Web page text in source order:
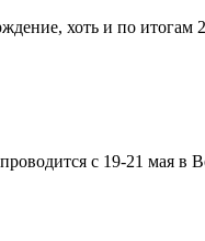
хоть и по итогам
с 19-21 мая в